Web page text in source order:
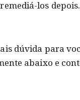
los depois.
dúvida para
abaixo e